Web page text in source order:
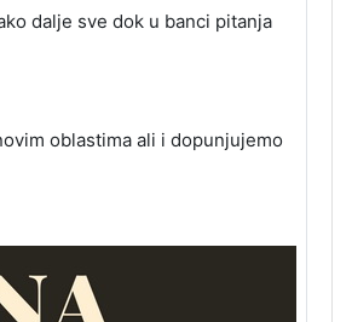
dalje sve dok u banci pitanja
oblastima ali i dopunjujemo